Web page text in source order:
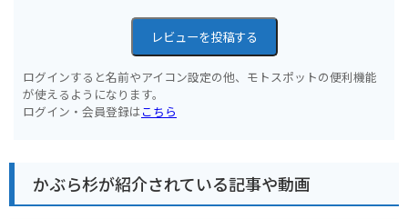
レビューを投稿する
ログインすると名前やアイコン設定の他、モトスポットの便利機能
が使えるようになります。
ログイン・会員登録はこちら
かぶら杉が紹介されている記事や動画